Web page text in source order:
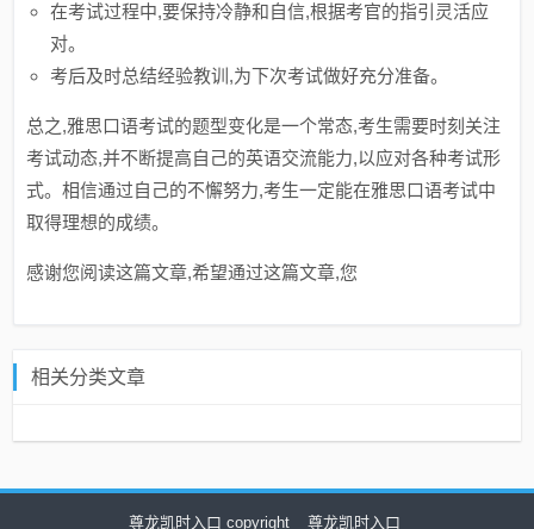
在考试过程中,要保持冷静和自信,根据考官的指引灵活应
对。
考后及时总结经验教训,为下次考试做好充分准备。
总之,雅思口语考试的题型变化是一个常态,考生需要时刻关注
考试动态,并不断提高自己的英语交流能力,以应对各种考试形
式。相信通过自己的不懈努力,考生一定能在雅思口语考试中
取得理想的成绩。
感谢您阅读这篇文章,希望通过这篇文章,您
相关分类文章
尊龙凯时入口 copyright 尊龙凯时入口